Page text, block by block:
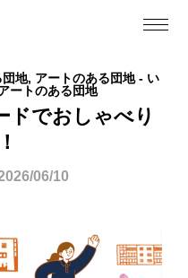
地, アートのある団地 - い
ートのある団地
ドでおしゃべり
06/10